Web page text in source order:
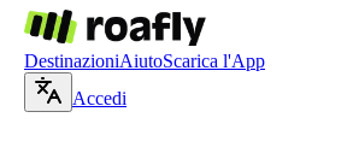
DestinazioniAiutoScarica l'App
Accedi